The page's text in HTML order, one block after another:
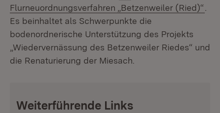
Flurneuordnungsverfahren „Betzenweiler (Ried)“
Es beinhaltet als Schwerpunkte die
bodenordnerische Unterstützung des Projekts
„Wiedervernässung des Betzenweiler Riedes“ und
die Renaturierung der Miesach.
Weiterführende Links